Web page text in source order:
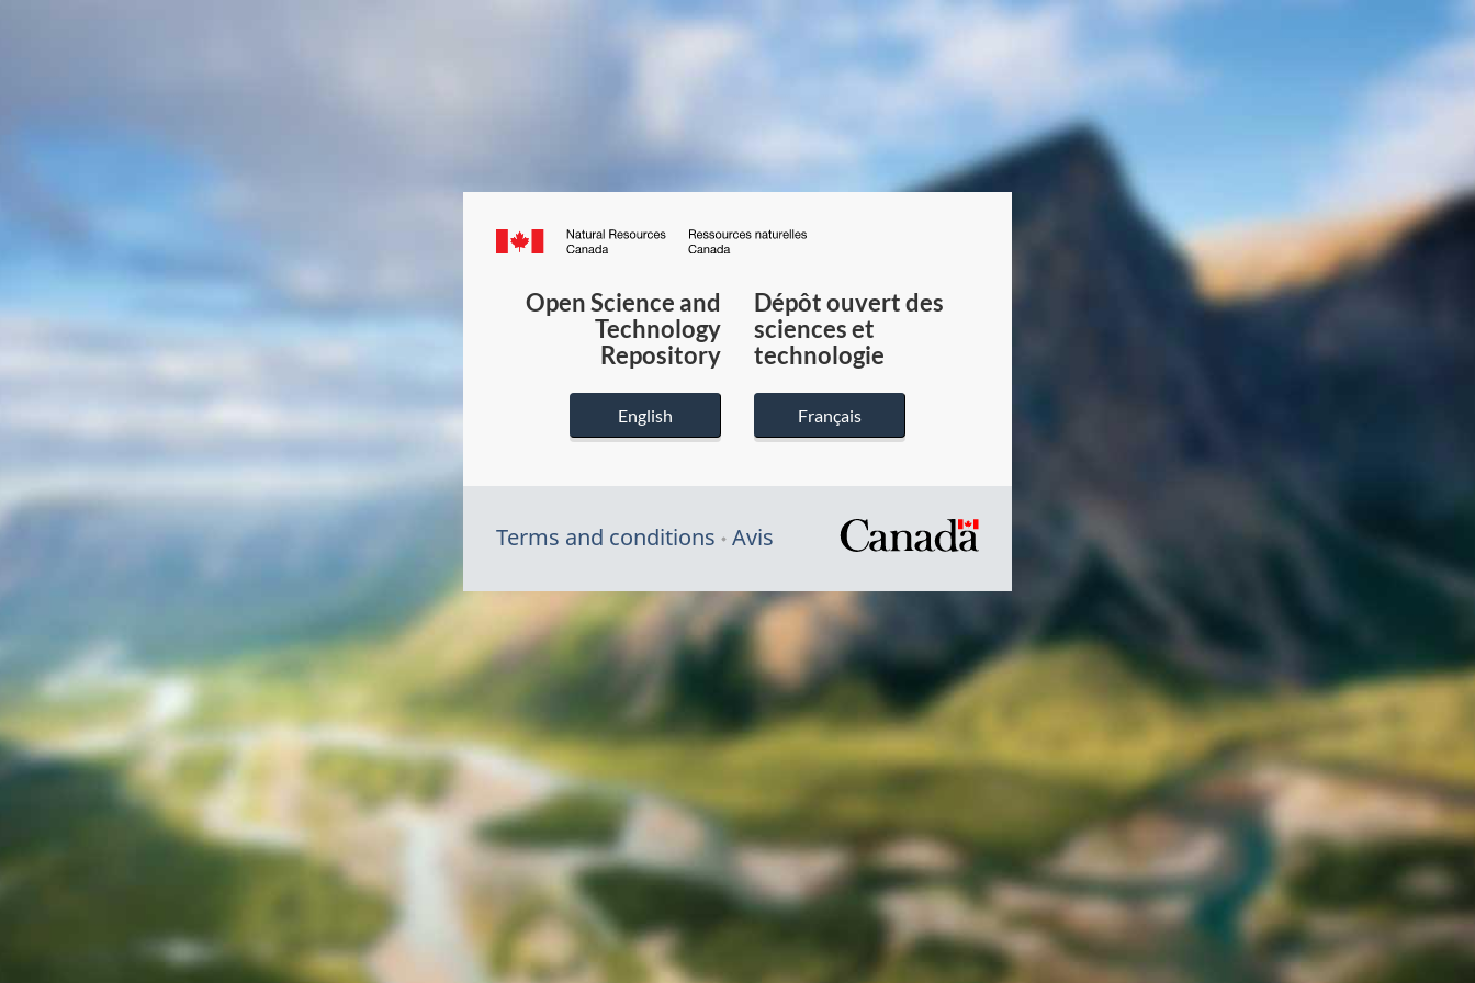
Canada.ca
du
Canada
Open Science and
Technology
Repository
English
Dépôt ouvert des
sciences et
technologie
Français
Terms and conditions Avis
/
gouvernement
du